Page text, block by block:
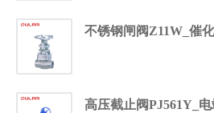
不锈钢闸阀Z11W_催
高压截止阀PJ561Y_